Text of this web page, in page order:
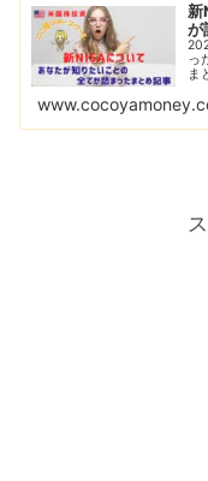
新
が
っ
ま
の